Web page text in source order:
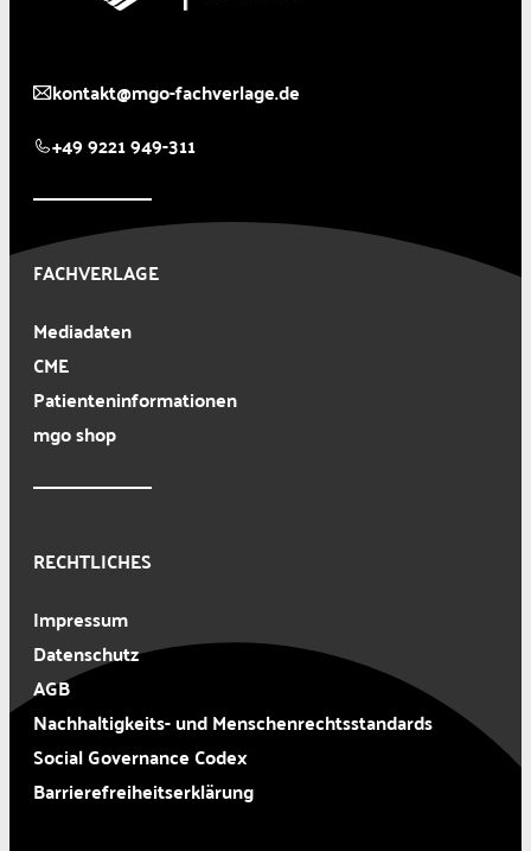
kontakt@mgo-fachverlage.de
+49 9221 949-311
FACHVERLAGE
Mediadaten
CME
Patienteninformationen
mgo shop
RECHTLICHES
Impressum
Datenschutz
AGB
Nachhaltigkeits- und Menschenrechtsstandards
Social Governance Codex
Barrierefreiheitserklärung